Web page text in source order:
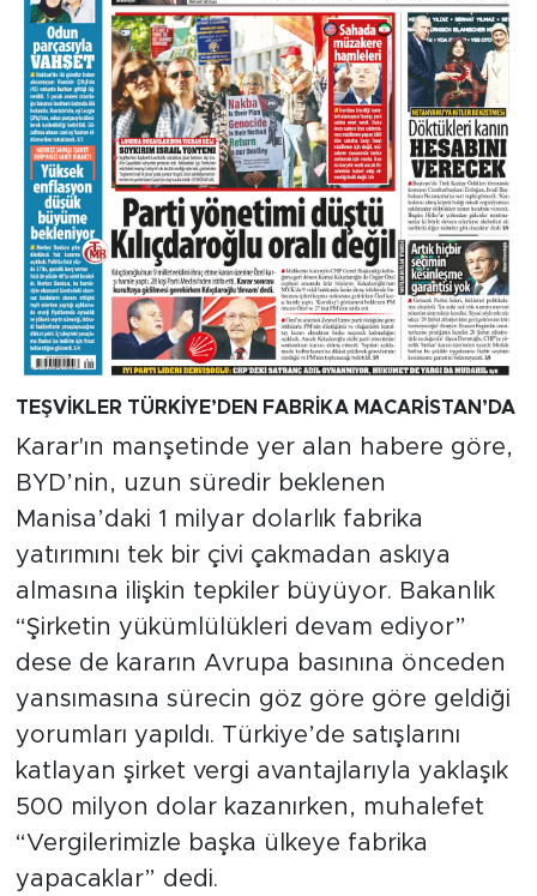
TEŞVİKLER TÜRKİYE’DEN FABRİKA MACARİSTAN’DA
Karar'ın manşetinde yer alan habere göre,
BYD’nin, uzun süredir beklenen
Manisa’daki 1 milyar dolarlık fabrika
yatırımını tek bir çivi çakmadan askıya
almasına ilişkin tepkiler büyüyor. Bakanlık
“Şirketin yükümlülükleri devam ediyor”
dese de kararın Avrupa basınına önceden
yansımasına sürecin göz göre göre geldiği
yorumları yapıldı. Türkiye’de satışlarını
katlayan şirket vergi avantajlarıyla yaklaşık
500 milyon dolar kazanırken, muhalefet
“Vergilerimizle başka ülkeye fabrika
yapacaklar” dedi.